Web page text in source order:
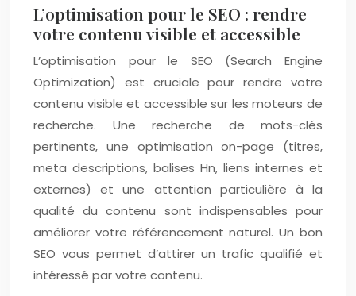
L’optimisation pour le SEO : rendre
votre contenu visible et accessible
L’optimisation pour le SEO (Search Engine
Optimization) est cruciale pour rendre votre
contenu visible et accessible sur les moteurs de
recherche. Une recherche de mots-clés
pertinents, une optimisation on-page (titres,
meta descriptions, balises Hn, liens internes et
externes) et une attention particulière à la
qualité du contenu sont indispensables pour
améliorer votre référencement naturel. Un bon
SEO vous permet d’attirer un trafic qualifié et
intéressé par votre contenu.